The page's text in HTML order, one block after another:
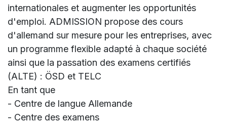
internationales et augmenter les opportunités
d'emploi. ADMISSION propose des cours
d'allemand sur mesure pour les entreprises, avec
un programme flexible adapté à chaque société
ainsi que la passation des examens certifiés
(ALTE) : ÖSD et TELC
En tant que
- Centre de langue Allemande
- Centre des examens